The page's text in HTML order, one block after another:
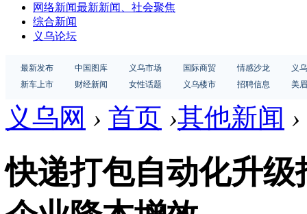
网络新闻最新新闻、社会聚焦
综合新闻
义乌论坛
最新发布 中国图库 义乌市场 国际商贸 情感沙龙
义
新车上市
财经新闻 女性话题 义乌楼市 招聘信息 美
义乌网 › 首页 ›其他新闻 ›
快递打包自动化升